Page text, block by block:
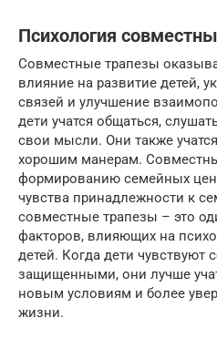
Психология
Совместные трапезы
влияние на развитие детей,
связей и улучшение
дети учатся общаться,
свои мысли. Они также
хорошим манерам.
формированию семейных
чувства принадлежности к
совместные трапезы – это
факторов, влияющих на
детей. Когда дети
защищенными, они лучше
новым условиям и более
жизни.